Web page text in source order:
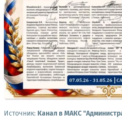
Источник: Канал в МАКС